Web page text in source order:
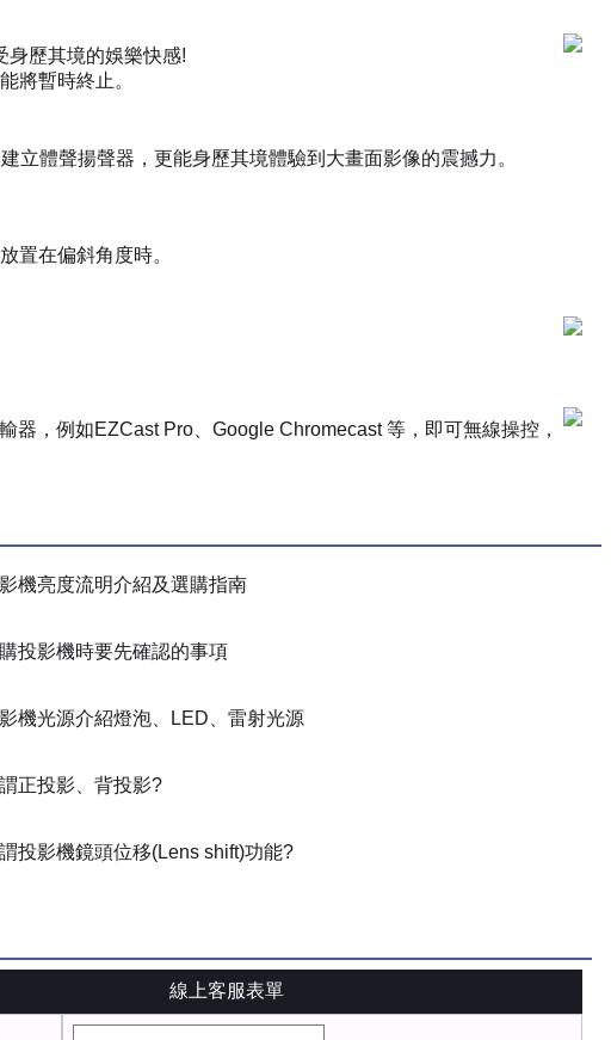
身歷其境的娛樂快感!
將暫時終止。
體聲揚聲器，更能身歷其境體驗到大畫面影像的震撼力。
置在偏斜角度時。
，例如EZCast Pro、Google Chromecast 等，即可無線操控，
機亮度流明介紹及選購指南
投影機時要先確認的事項
機光源介紹燈泡、LED、雷射光源
正投影、背投影?
投影機鏡頭位移(Lens shift)功能?
線上客服表單